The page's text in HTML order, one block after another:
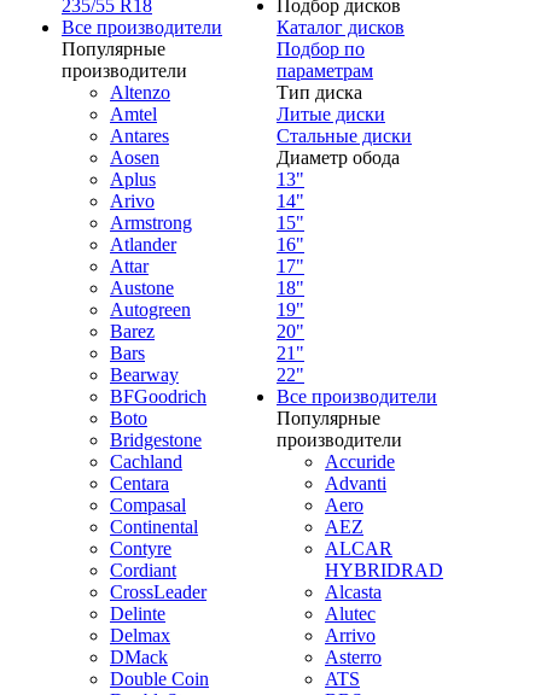
235/55 R18
Все производители
Популярные
производители
Altenzo
Amtel
Antares
Aosen
Aplus
Arivo
Armstrong
Atlander
Attar
Austone
Autogreen
Barez
Bars
Bearway
BFGoodrich
Boto
Bridgestone
Cachland
Centara
Compasal
Continental
Contyre
Cordiant
CrossLeader
Delinte
Delmax
DMack
Double Coin
Подбор дисков
Каталог дисков
Подбор по
параметрам
Тип диска
Литые диски
Стальные диски
Диаметр обода
13"
14"
15"
16"
17"
18"
19"
20"
21"
22"
Все производители
Популярные
производители
Accuride
Advanti
Aero
AEZ
ALCAR
HYBRIDRAD
Alcasta
Alutec
Arrivo
Asterro
ATS